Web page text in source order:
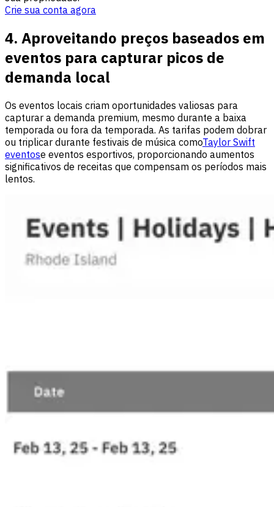
Crie sua conta agora
4. Aproveitando preços baseados em
eventos para capturar picos de
demanda local
Os eventos locais criam oportunidades valiosas para
capturar a demanda premium, mesmo durante a baixa
temporada ou fora da temporada. As tarifas podem dobrar
ou triplicar durante festivais de música comoTaylor Swift
eventose eventos esportivos, proporcionando aumentos
significativos de receitas que compensam os períodos mais
lentos.